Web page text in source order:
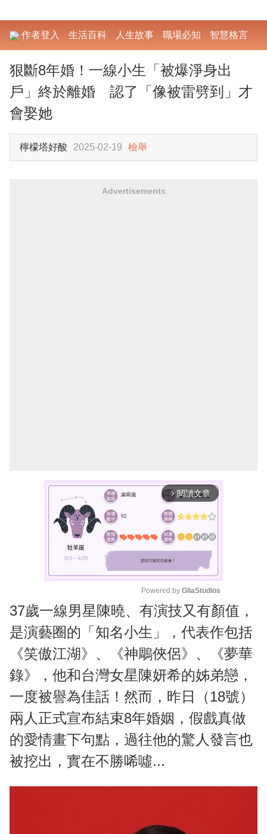
作者登入 生活百科 人生故事 職場必知 智慧格言
狠斷8年婚！一線小生「被爆淨身出
戶」終於離婚 認了「像被雷劈到」才
會娶她
檸檬塔好酸 2025-02-19 檢舉
Advertisements
arrow_forward_ios 閱讀文章
M
u
e
Powered by GliaStudios
37歲一線男星陳曉、有演技又有顏值，
是演藝圈的「知名小生」，代表作包括
《笑傲江湖》、《神鵰俠侶》、《夢華
錄》，他和台灣女星陳妍希的姊弟戀，
一度被譽為佳話！然而，昨日（18號）
兩人正式宣布結束8年婚姻，假戲真做
的愛情畫下句點，過往他的驚人發言也
被挖出，實在不勝唏噓...